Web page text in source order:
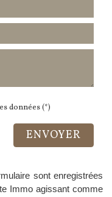
données (*)
ENVOYER
sont enregistrées
Immo agissant comme